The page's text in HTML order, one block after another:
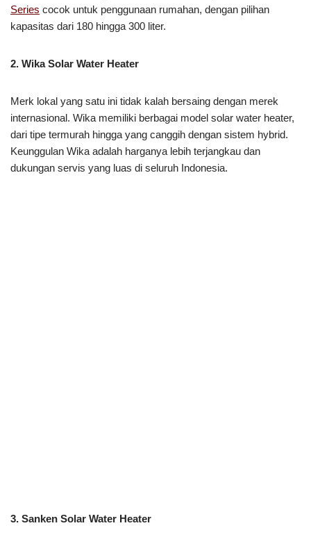
Series cocok untuk penggunaan rumahan, dengan pilihan
kapasitas dari 180 hingga 300 liter.
2. Wika Solar Water Heater
Merk lokal yang satu ini tidak kalah bersaing dengan merek
internasional. Wika memiliki berbagai model solar water heater,
dari tipe termurah hingga yang canggih dengan sistem hybrid.
Keunggulan Wika adalah harganya lebih terjangkau dan
dukungan servis yang luas di seluruh Indonesia.
3. Sanken Solar Water Heater